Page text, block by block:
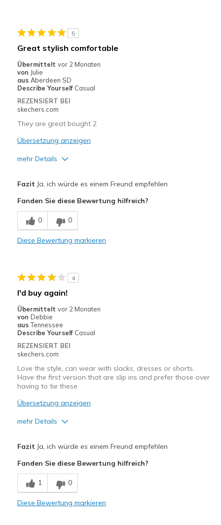
Casual Wear
Width
Sizing
Feels true to size
View On Shoes
5
Great stylish comfortable
Übermittelt vor 2 Monaten
von Julie
aus Aberdeen SD
Describe Yourself Casual
REZENSIERT BEI
skechers.com
They are great bought 2
Übersetzung anzeigen
mehr Details
Comfortable
Stylish
Sizing
View On Shoes
Shoes are for Wearing
Fazit Ja, ich würde es einem Freund empfehlen
Fanden Sie diese Bewertung hilfreich?
0 0
Diese Bewertung markieren
4
I'd buy again!
Übermittelt vor 2 Monaten
von Debbie
aus Tennessee
Describe Yourself Casual
REZENSIERT BEI
skechers.com
Love the style, can wear with slacks, dresses or shorts.
Have the first version that are slip ins and prefer those over
having to tie these
Übersetzung anzeigen
mehr Details
Comfortable
Stylish
Fazit Ja, ich würde es einem Freund empfehlen
Fanden Sie diese Bewertung hilfreich?
1 0
Diese Bewertung markieren